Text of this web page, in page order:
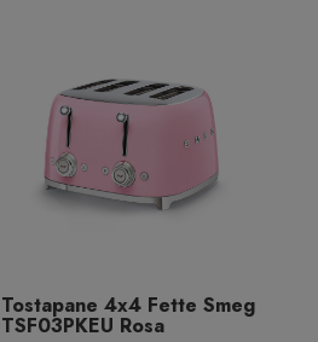
Tostapane 4x4 Fette Smeg
TSF03PKEU Rosa